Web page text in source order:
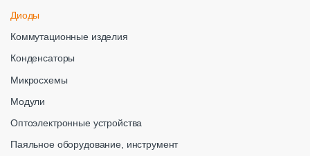
Диоды
Коммутационные изделия
Конденсаторы
Микросхемы
Модули
Оптоэлектронные устройства
Паяльное оборудование, инструмент